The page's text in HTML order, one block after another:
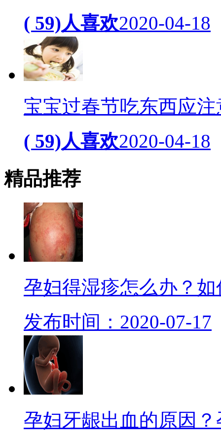
( 59)人喜欢2020-04-18
宝宝过春节吃东西应
( 59)人喜欢2020-04-18
精品推荐
孕妇得湿疹怎么办？
发布时间：2020-07-17
孕妇牙龈出血的原因